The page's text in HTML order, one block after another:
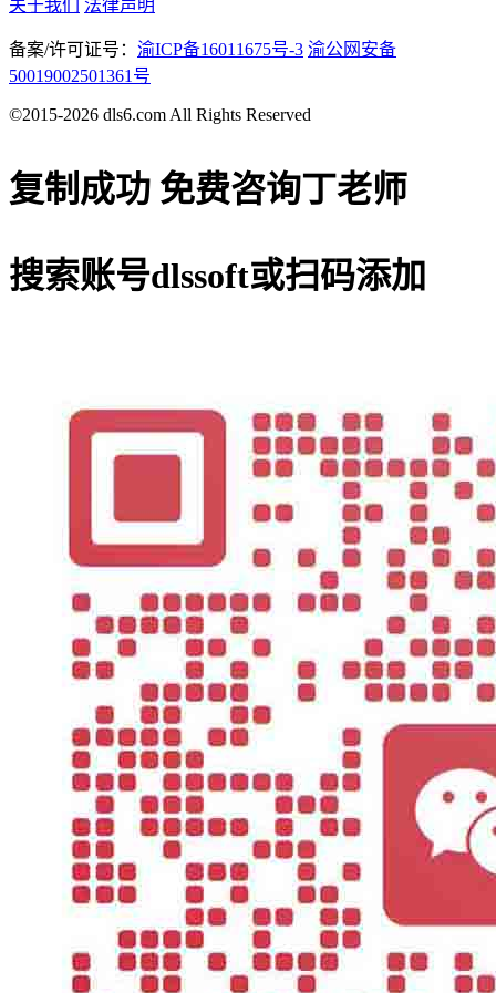
关于我们 法律声明
备案/许可证号： 渝ICP备16011675号-3 渝公网安备
50019002501361号
©2015-2026 dls6.com All Rights Reserved
复制成功 免费咨询丁老师
搜索账号dlssoft或扫码添加